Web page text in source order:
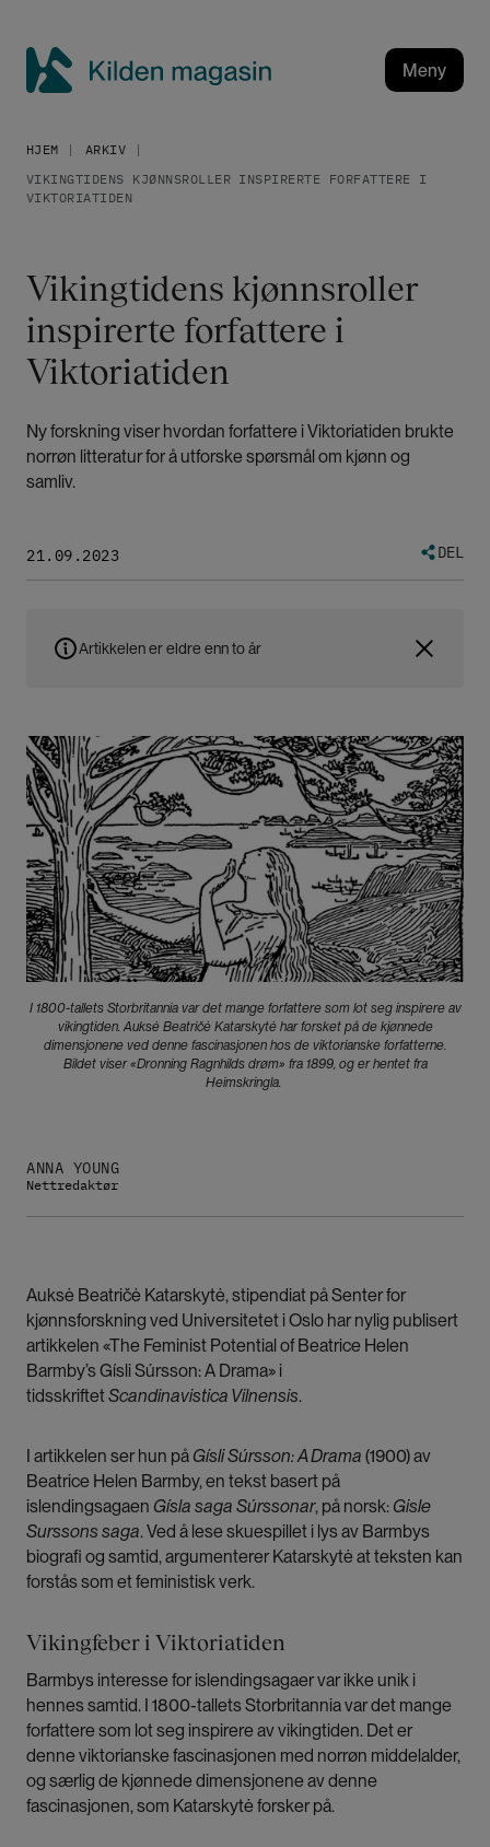
d
m
g
a
i
n
Meny
HJEM
ARKIV
VIKINGTIDENS KJØNNSROLLER INSPIRERTE FORFATTERE I
VIKTORIATIDEN
Vikingtidens kjønnsroller
inspirerte forfattere i
Viktoriatiden
Ny forskning viser hvordan forfattere i Viktoriatiden brukte
norrøn litteratur for å utforske spørsmål om kjønn og
samliv.
21.09.2023 DEL
Artikkelen er eldre enn to år
Bilde
I 1800-tallets Storbritannia var det mange forfattere som lot seg inspirere av
vikingtiden. Auksė Beatričė Katarskytė har forsket på de kjønnede
dimensjonene ved denne fascinasjonen hos de viktorianske forfatterne.
Bildet viser «Dronning Ragnhilds drøm» fra 1899, og er hentet fra
Heimskringla.
ANNA YOUNG
Nettredaktør
Auksė Beatričė Katarskytė, stipendiat på Senter for
kjønnsforskning ved Universitetet i Oslo har nylig publisert
artikkelen «The Feminist Potential of Beatrice Helen
Barmby’s Gísli Súrsson: A Drama» i
tidsskriftetScandinavistica Vilnensis.
I artikkelen ser hun på Gísli Súrsson: A Drama (1900) av
Beatrice Helen Barmby, en tekst basert på
islendingsagaen Gísla saga Súrssonar, på norsk: Gisle
Surssons saga. Ved å lese skuespillet i lys av Barmbys
biografi og samtid, argumenterer Katarskytė at teksten kan
forstås som et feministisk verk.
Vikingfeber i Viktoriatiden
Barmbys interesse for islendingsagaer var ikke unik i
hennes samtid. I 1800-tallets Storbritannia var det mange
forfattere som lot seg inspirere av vikingtiden. Det er
denne viktorianske fascinasjonen med norrøn middelalder,
og særlig de kjønnede dimensjonene av denne
fascinasjonen, som Katarskytė forsker på.